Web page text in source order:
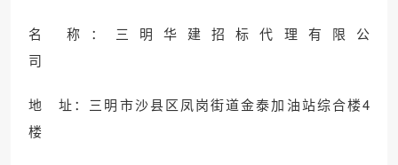
名 称：三明华建招标代理有限公
司
地 址：三明市沙县区凤岗街道金泰加油站综合楼4
楼